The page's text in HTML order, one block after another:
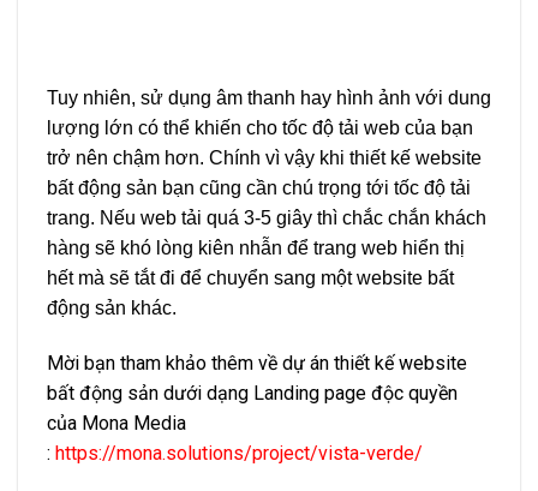
Tuy nhiên, sử dụng âm thanh hay hình ảnh với dung
lượng lớn có thể khiến cho tốc độ tải web của bạn
trở nên chậm hơn. Chính vì vậy khi thiết kế website
bất động sản bạn cũng cần chú trọng tới tốc độ tải
trang. Nếu web tải quá 3-5 giây thì chắc chắn khách
hàng sẽ khó lòng kiên nhẫn để trang web hiển thị
hết mà sẽ tắt đi để chuyển sang một website bất
động sản khác.
Mời bạn tham khảo thêm về dự án thiết kế website
bất động sản dưới dạng Landing page độc quyền
của Mona Media
: https://mona.solutions/project/vista-verde/